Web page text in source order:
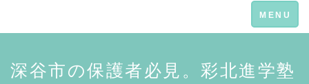
Toggle
navigation
MENU
深谷市の保護者必見。彩北進学塾